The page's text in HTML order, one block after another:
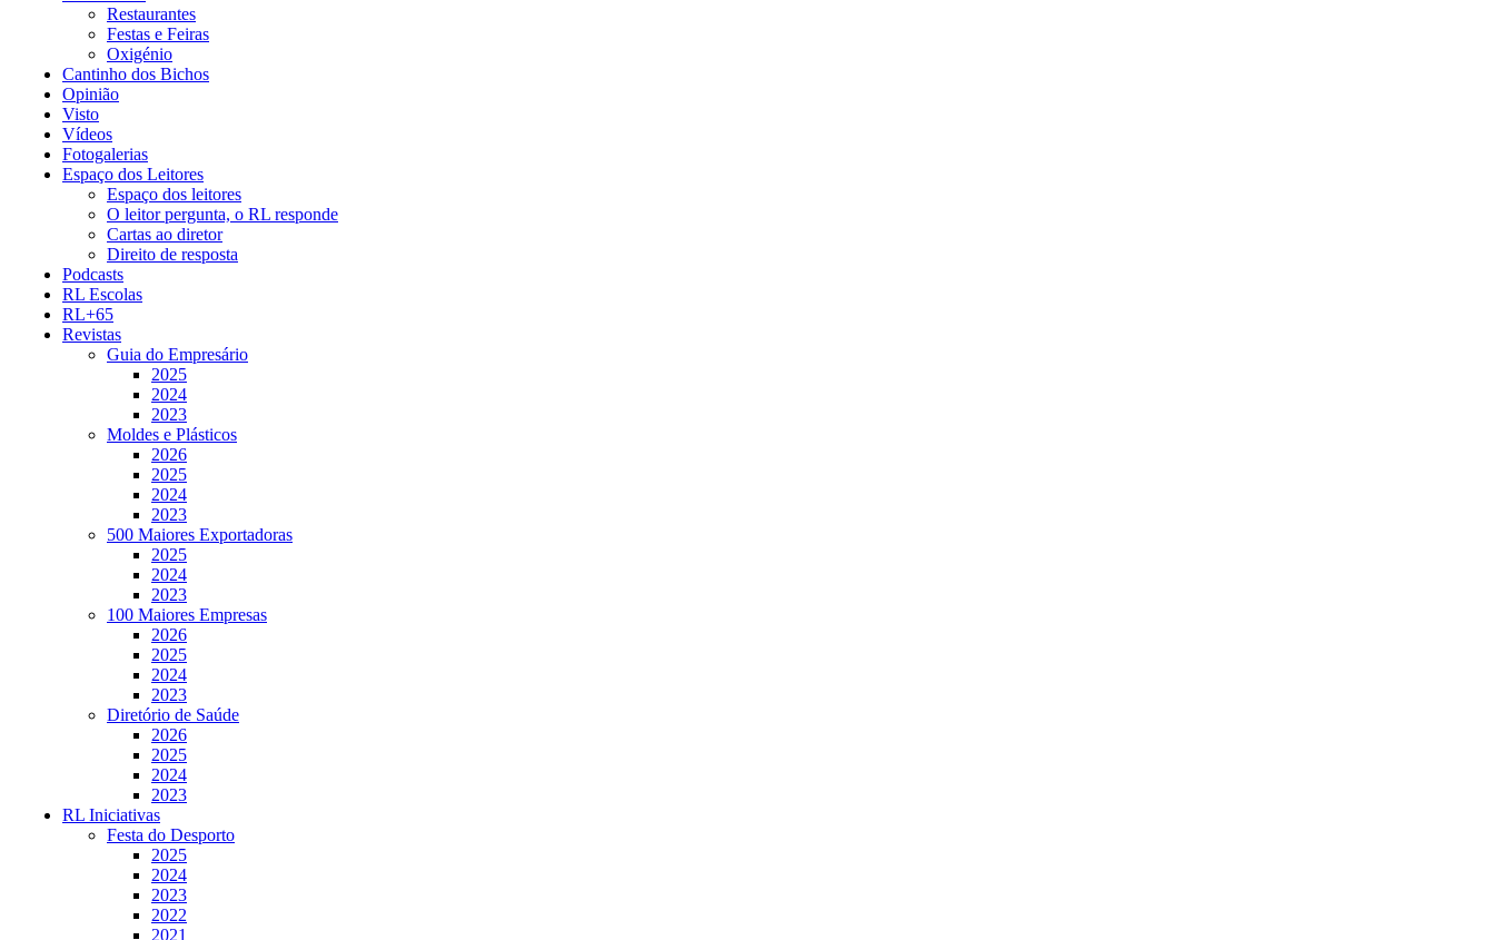
Restaurantes
Festas e Feiras
Oxigénio
Cantinho dos Bichos
Opinião
Visto
Vídeos
Fotogalerias
Espaço dos Leitores
Espaço dos leitores
O leitor pergunta, o RL responde
Cartas ao diretor
Direito de resposta
Podcasts
RL Escolas
RL+65
Revistas
Guia do Empresário
2025
2024
2023
Moldes e Plásticos
2026
2025
2024
2023
500 Maiores Exportadoras
2025
2024
2023
100 Maiores Empresas
2026
2025
2024
2023
Diretório de Saúde
2026
2025
2024
2023
RL Iniciativas
Festa do Desporto
2025
2024
2023
2022
2021